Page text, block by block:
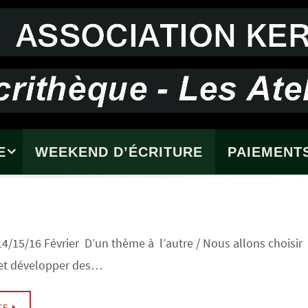
WEEKEND D’ÉCRITURE
15/16 Février D’un thème à l’autre / Nous allons choisir
développer des…